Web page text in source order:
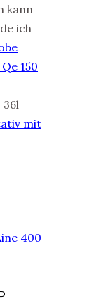
kann
ich
150
36l
mit
400